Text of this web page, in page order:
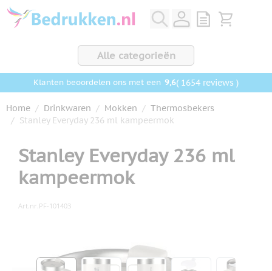
Ga naar de inhoud
View quote,
Bekijk
Alle categorieën
Klanten beoordelen ons met een 9,6( 1654 reviews )
Home / Drinkwaren / Mokken / Thermosbekers
/ Stanley Everyday 236 ml kampeermok
Stanley Everyday 236 ml
kampeermok
Art.nr. PF-101403
Hoofdafbeelding
Klik om afbeelding op volledig scherm te bekijken
View larger imageView larger imageView larger image
View larger